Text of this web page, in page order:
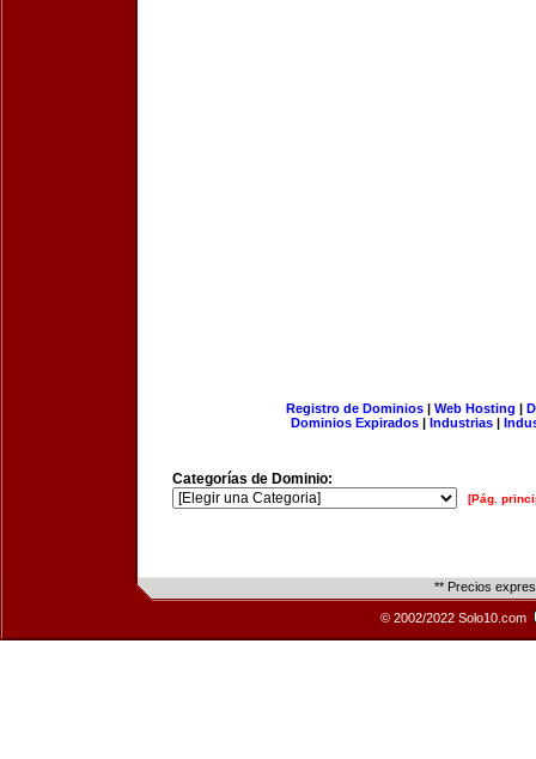
Registro de Dominios| Web Hosting |
Dominios Expirados | Industrias |
Categorías de Dominio:
[Pág.
** Precios
© 2002/2022 Solo10.com